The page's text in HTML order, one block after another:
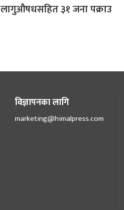
लागुऔषधसहित ३१ जना पक्राउ
विज्ञापनका लागि
marketing@himalpress.com